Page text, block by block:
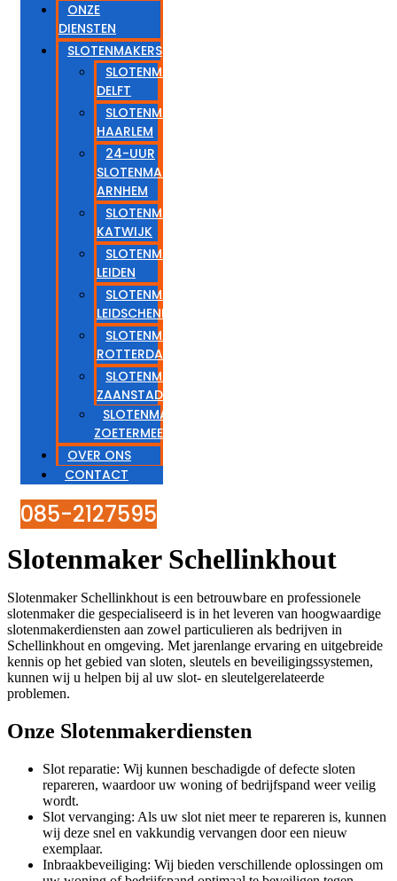
ONZE
DIENSTEN
SLOTENMAKERS
SLOTENMAKER
DELFT
SLOTENMAKER
HAARLEM
24-UUR
SLOTENMAKER
ARNHEM
SLOTENMAKER
KATWIJK
SLOTENMAKER
LEIDEN
SLOTENMAKER
LEIDSCHENDAM
SLOTENMAKER
ROTTERDAM
SLOTENMAKER
ZAANSTAD
SLOTENMAKER
ZOETERMEER
OVER ONS
CONTACT
085-2127595
Slotenmaker Schellinkhout
Slotenmaker Schellinkhout is een betrouwbare en professionele
slotenmaker die gespecialiseerd is in het leveren van hoogwaardige
slotenmakerdiensten aan zowel particulieren als bedrijven in
Schellinkhout en omgeving. Met jarenlange ervaring en uitgebreide
kennis op het gebied van sloten, sleutels en beveiligingssystemen,
kunnen wij u helpen bij al uw slot- en sleutelgerelateerde
problemen.
Onze Slotenmakerdiensten
Slot reparatie: Wij kunnen beschadigde of defecte sloten
repareren, waardoor uw woning of bedrijfspand weer veilig
wordt.
Slot vervanging: Als uw slot niet meer te repareren is, kunnen
wij deze snel en vakkundig vervangen door een nieuw
exemplaar.
Inbraakbeveiliging: Wij bieden verschillende oplossingen om